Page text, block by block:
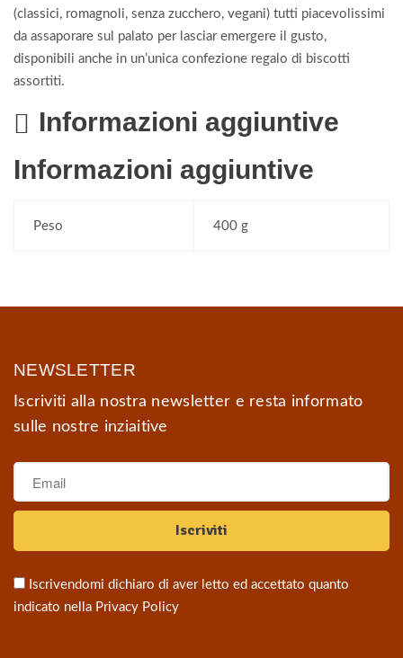
(classici, romagnoli, senza zucchero, vegani) tutti piacevolissimi
da assaporare sul palato per lasciar emergere il gusto,
disponibili anche in un’unica confezione regalo di biscotti
assortiti.
Informazioni aggiuntive
Informazioni aggiuntive
Peso 400 g
NEWSLETTER
Iscriviti alla nostra newsletter e resta informato
sulle nostre inziaitive
Iscrivendomi dichiaro di aver letto ed accettato quanto
indicato nella Privacy Policy